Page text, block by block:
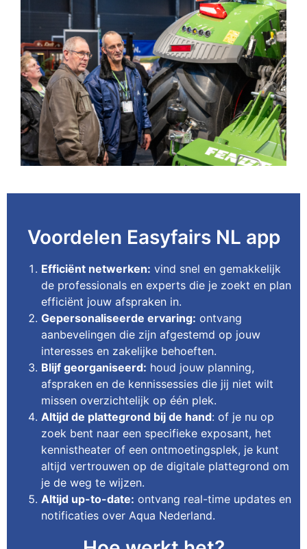
Voordelen Easyfairs NL app
Efficiënt netwerken: vind snel en gemakkelijk
de professionals en experts die je zoekt en plan
efficiënt jouw afspraken in.
Gepersonaliseerde ervaring: ontvang
aanbevelingen die zijn afgestemd op jouw
interesses en zakelijke behoeften.
Blijf georganiseerd: houd jouw planning,
afspraken en de kennissessies die jij niet wilt
missen overzichtelijk op één plek.
Altijd de plattegrond bij de hand: of je nu op
zoek bent naar een specifieke exposant, het
kennistheater of een ontmoetingsplek, je kunt
altijd vertrouwen op de digitale plattegrond om
je de weg te wijzen.
Altijd up-to-date: ontvang real-time updates en
notificaties over Aqua Nederland.